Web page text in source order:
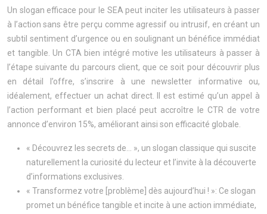
Un slogan efficace pour le SEA peut inciter les utilisateurs à passer
à l’action sans être perçu comme agressif ou intrusif, en créant un
subtil sentiment d’urgence ou en soulignant un bénéfice immédiat
et tangible. Un CTA bien intégré motive les utilisateurs à passer à
l’étape suivante du parcours client, que ce soit pour découvrir plus
en détail l’offre, s’inscrire à une newsletter informative ou,
idéalement, effectuer un achat direct. Il est estimé qu’un appel à
l’action performant et bien placé peut accroître le CTR de votre
annonce d’environ 15%, améliorant ainsi son efficacité globale.
« Découvrez les secrets de… », un slogan classique qui suscite
naturellement la curiosité du lecteur et l’invite à la découverte
d’informations exclusives.
« Transformez votre [problème] dès aujourd’hui ! »: Ce slogan
promet un bénéfice tangible et incite à une action immédiate,